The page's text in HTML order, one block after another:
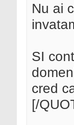
Nu ai
SI
cred
[/